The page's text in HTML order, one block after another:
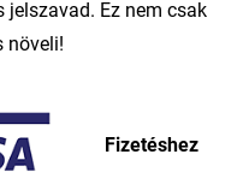
jelszavad. Ez nem csak
növeli!
Fizetéshez